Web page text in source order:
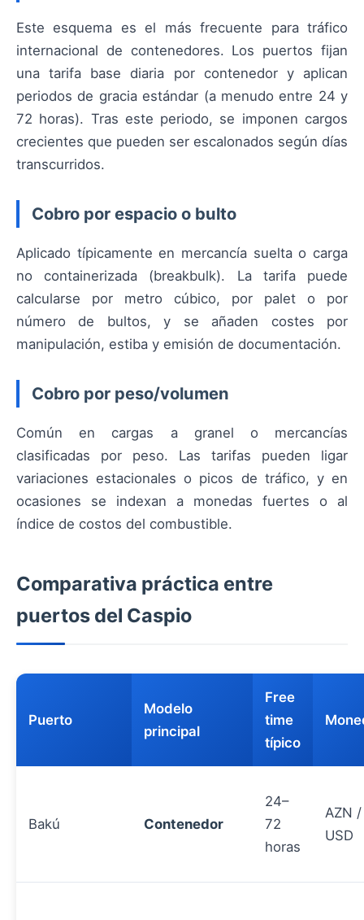
Este esquema es el más frecuente para tráfico
internacional de contenedores. Los puertos fijan
una tarifa base diaria por contenedor y aplican
periodos de gracia estándar (a menudo entre 24 y
72 horas). Tras este periodo, se imponen cargos
crecientes que pueden ser escalonados según días
transcurridos.
Cobro por espacio o bulto
Aplicado típicamente en mercancía suelta o carga
no containerizada (breakbulk). La tarifa puede
calcularse por metro cúbico, por palet o por
número de bultos, y se añaden costes por
manipulación, estiba y emisión de documentación.
Cobro por peso/volumen
Común en cargas a granel o mercancías
clasificadas por peso. Las tarifas pueden ligar
variaciones estacionales o picos de tráfico, y en
ocasiones se indexan a monedas fuertes o al
índice de costos del combustible.
Comparativa práctica entre
puertos del Caspio
Puerto
Modelo
principal
Free
time
típico
Bakú Contenedor
24–
72
horas
AZN /
USD